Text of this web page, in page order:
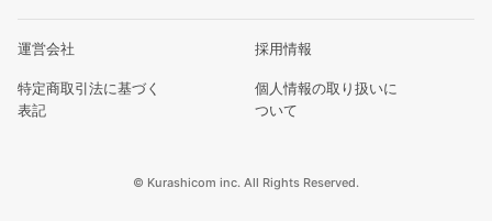
運営会社 採用情報
特定商取引法に基づく
表記
個人情報の取り扱いに
ついて
© Kurashicom inc. All Rights Reserved.